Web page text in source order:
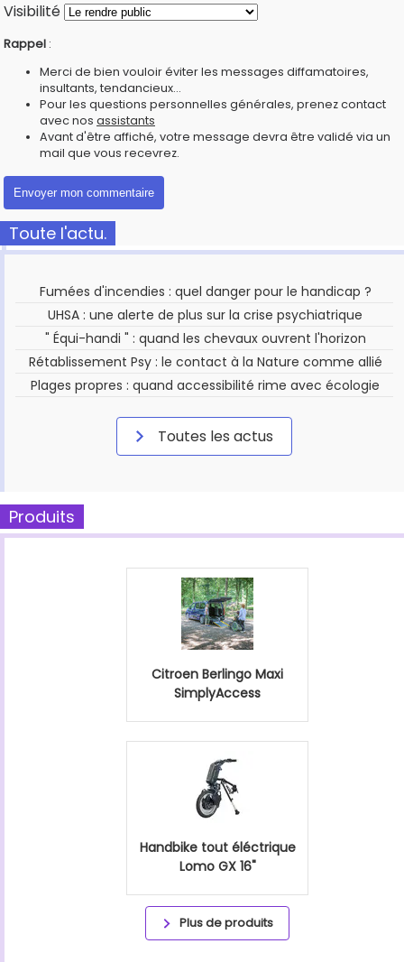
Visibilité
Rappel :
Merci de bien vouloir éviter les messages diffamatoires,
insultants, tendancieux...
Pour les questions personnelles générales, prenez contact
avec nos assistants
Avant d'être affiché, votre message devra être validé via un
mail que vous recevrez.
Toute l'actu.
Fumées d'incendies : quel danger pour le handicap ?
UHSA : une alerte de plus sur la crise psychiatrique
" Équi-handi " : quand les chevaux ouvrent l'horizon
Rétablissement Psy : le contact à la Nature comme allié
Plages propres : quand accessibilité rime avec écologie
Toutes les actus
Produits
Citroen Berlingo Maxi
SimplyAccess
Handbike tout éléctrique
Lomo GX 16"
Plus de produits